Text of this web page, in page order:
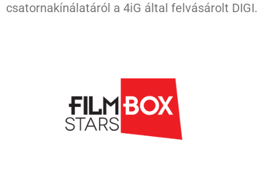
csatornakínálatáról a 4iG által felvásárolt DIGI.